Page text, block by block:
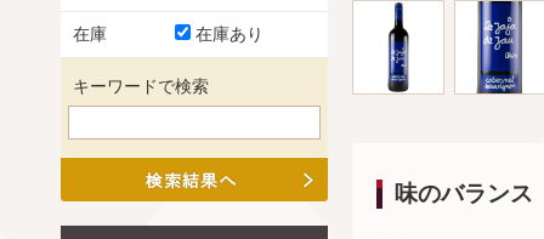
味のバランス
在庫 在庫あり
キーワードで検索